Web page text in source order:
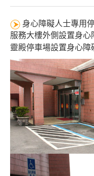
身心障礙人士專用
服務大樓外側設置身
靈殿停車場設置身心障